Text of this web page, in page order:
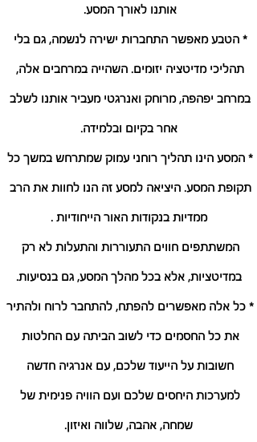
אותנו לאורך המסע.
* הטבע מאפשר התחברות ישירה לנשמה, גם בלי
תהליכי מדיטציה יזומים. השהייה במרחבים אלה,
במרחב יפהפה, מרוחק ואנרגטי מעביר אותנו לשלב
אחר בקיום ובלמידה.
* המסע הינו תהליך רוחני עמוק שמתרחש במשך כל
תקופת המסע. היציאה למסע זה הנו לחוות את הרב
ממדיות בנקודות האור הייחודיות .
המשתתפים חווים התעוררות והתעלות לא רק
במדיטציות, אלא בכל מהלך המסע, גם בנסיעות.
* כל אלה מאפשרים להפתח, להתחבר לרוח ולהתיר
את כל החסמים כדי לשוב הביתה עם החלטות
חשובות על הייעוד שלכם, עם אנרגיה חדשה
למערכות היחסים שלכם ועם הוויה פנימית של
שמחה, אהבה, שלווה ואיזון.